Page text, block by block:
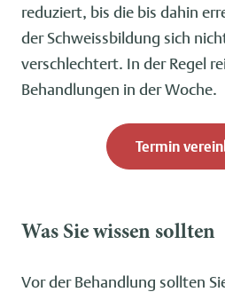
reduziert, bis die bis dahin
der Schweissbildung sich
verschlechtert. In der Regel
Behandlungen in der Woche.
Termin
Was Sie wissen sollten
Vor der Behandlung sollten